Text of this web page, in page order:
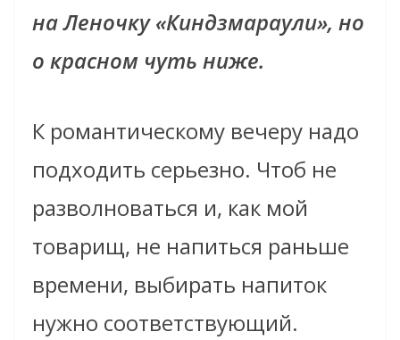
на Леночку «Киндзмараули», но
о красном чуть ниже.
К романтическому вечеру надо
подходить серьезно. Чтоб не
разволноваться и, как мой
товарищ, не напиться раньше
времени, выбирать напиток
нужно соответствующий.